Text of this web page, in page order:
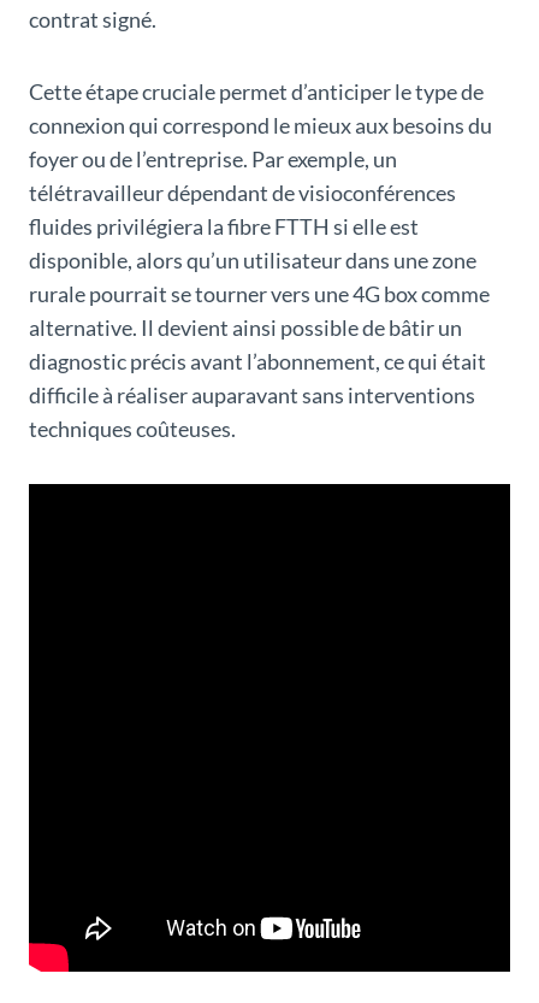
contrat signé.
Cette étape cruciale permet d’anticiper le type de
connexion qui correspond le mieux aux besoins du
foyer ou de l’entreprise. Par exemple, un
télétravailleur dépendant de visioconférences
fluides privilégiera la fibre FTTH si elle est
disponible, alors qu’un utilisateur dans une zone
rurale pourrait se tourner vers une 4G box comme
alternative. Il devient ainsi possible de bâtir un
diagnostic précis avant l’abonnement, ce qui était
difficile à réaliser auparavant sans interventions
techniques coûteuses.